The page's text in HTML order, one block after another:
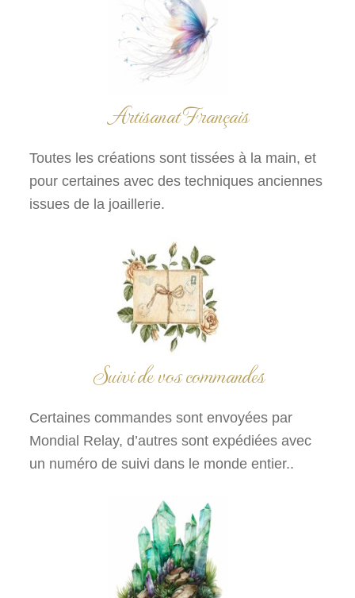
Artisanat Français
Toutes les créations sont tissées à la main, et
pour certaines avec des techniques anciennes
issues de la joaillerie.
Suivi de vos commandes
Certaines commandes sont envoyées par
Mondial Relay, d’autres sont expédiées avec
un numéro de suivi dans le monde entier..